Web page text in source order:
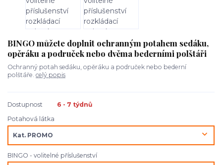
BINGO můžete doplnit ochranným potahem sedáku,
opěráku a područek nebo dvěma bederními polštáři
Ochranný potah sedáku, opěráku a područek nebo bederní
polštáře. celý popis
Dostupnost
6 - 7 týdnů
Potahová látka
BINGO - volitelné příslušenství